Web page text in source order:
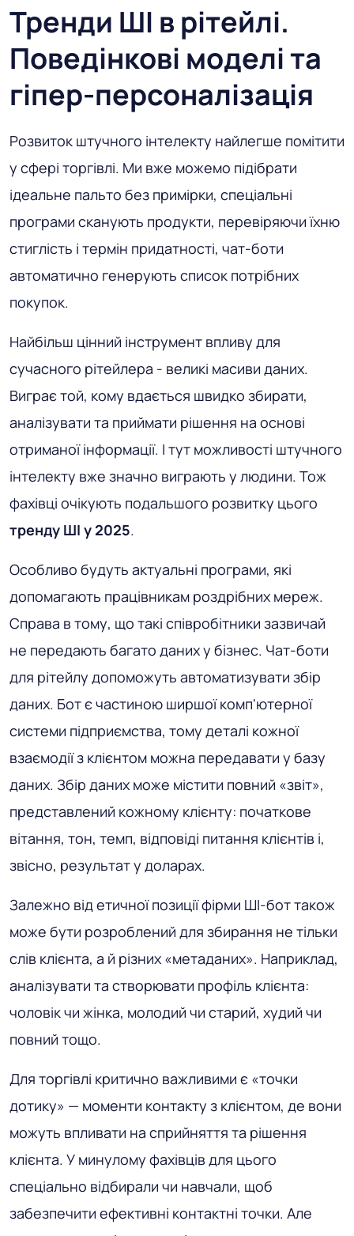
Тренди ШІ в рітейлі.
Поведінкові моделі та
гіпер-персоналізація
Розвиток штучного інтелекту найлегше помітити
у сфері торгівлі. Ми вже можемо підібрати
ідеальне пальто без примірки, спеціальні
програми сканують продукти, перевіряючи їхню
стиглість і термін придатності, чат-боти
автоматично генерують список потрібних
покупок.
Найбільш цінний інструмент впливу для
сучасного рітейлера - великі масиви даних.
Виграє той, кому вдається швидко збирати,
аналізувати та приймати рішення на основі
отриманої інформації. І тут можливості штучного
інтелекту вже значно виграють у людини. Тож
фахівці очікують подальшого розвитку цього
тренду ШІ у 2025.
Особливо будуть актуальні програми, які
допомагають працівникам роздрібних мереж.
Справа в тому, що такі співробітники зазвичай
не передають багато даних у бізнес. Чат-боти
для рітейлу допоможуть автоматизувати збір
даних. Бот є частиною ширшої комп'ютерної
системи підприємства, тому деталі кожної
взаємодії з клієнтом можна передавати у базу
даних. Збір даних може містити повний «звіт»,
представлений кожному клієнту: початкове
вітання, тон, темп, відповіді питання клієнтів і,
звісно, ​​результат у доларах.
Залежно від етичної позиції фірми ШІ-бот також
може бути розроблений для збирання не тільки
слів клієнта, а й різних «метаданих». Наприклад,
аналізувати та створювати профіль клієнта:
чоловік чи жінка, молодий чи старий, худий чи
повний тощо.
Для торгівлі критично важливими є «точки
дотику» — моменти контакту з клієнтом, де вони
можуть впливати на сприйняття та рішення
клієнта. У минулому фахівців для цього
спеціально відбирали чи навчали, щоб
забезпечити ефективні контактні точки. Але